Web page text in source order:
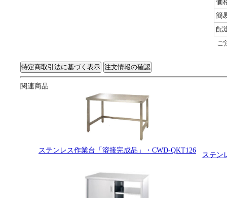
価
簡
配
ご
関連商品
ステンレス作業台「溶接完成品」・CWD-QKT126
ステン